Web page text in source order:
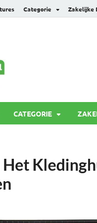
Categorie Zakelijke
CATEGORIE
Het